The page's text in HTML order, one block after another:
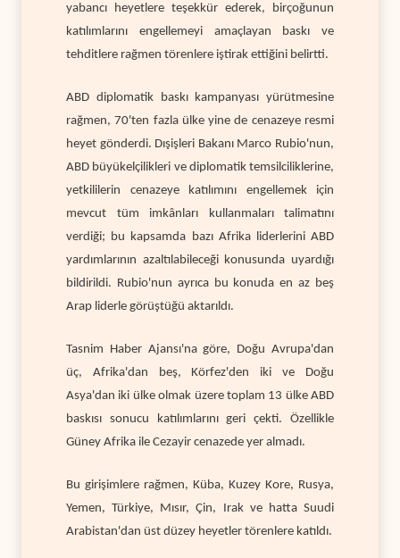
yabancı heyetlere teşekkür ederek, birçoğunun
katılımlarını engellemeyi amaçlayan baskı ve
tehditlere rağmen törenlere iştirak ettiğini belirtti.
ABD diplomatik baskı kampanyası yürütmesine
rağmen, 70'ten fazla ülke yine de cenazeye resmi
heyet gönderdi. Dışişleri Bakanı Marco Rubio'nun,
ABD büyükelçilikleri ve diplomatik temsilciliklerine,
yetkililerin cenazeye katılımını engellemek için
mevcut tüm imkânları kullanmaları talimatını
verdiği; bu kapsamda bazı Afrika liderlerini ABD
yardımlarının azaltılabileceği konusunda uyardığı
bildirildi. Rubio'nun ayrıca bu konuda en az beş
Arap liderle görüştüğü aktarıldı.
Tasnim Haber Ajansı'na göre, Doğu Avrupa'dan
üç, Afrika'dan beş, Körfez'den iki ve Doğu
Asya'dan iki ülke olmak üzere toplam 13 ülke ABD
baskısı sonucu katılımlarını geri çekti. Özellikle
Güney Afrika ile Cezayir cenazede yer almadı.
Bu girişimlere rağmen, Küba, Kuzey Kore, Rusya,
Yemen, Türkiye, Mısır, Çin, Irak ve hatta Suudi
Arabistan'dan üst düzey heyetler törenlere katıldı.